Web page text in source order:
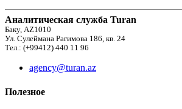
Аналитическая служба Turan
Баку, AZ1010
Ул. Сулеймана Рагимова 186, кв. 24
Тел.: (+99412) 440 11 96
agency@turan.az
Полезное